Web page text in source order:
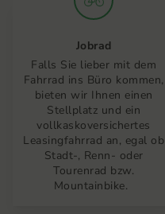
Jobrad
Falls Sie lieber mit dem
Fahrrad ins Büro kommen,
bieten wir Ihnen einen
Stellplatz und ein
vollkaskoversichertes
Leasingfahrrad an, egal ob
Stadt-, Renn- oder
Tourenrad bzw.
Mountainbike.